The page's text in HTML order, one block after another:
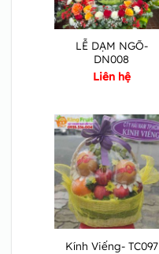
LỄ DẠM NGÕ-
DN008
Liên hệ
Kính Viếng- TC097